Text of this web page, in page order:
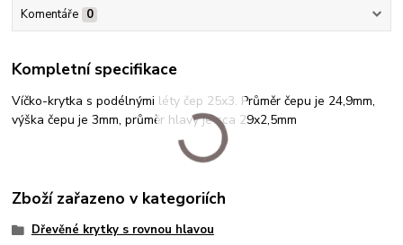
Komentáře 0
Kompletní specifikace
Víčko-krytka s podélnými léty čep 25x3. Průměr čepu je 24,9mm,
výška čepu je 3mm, průměr hlavy je cca 29x2,5mm
Zboží zařazeno v kategoriích
Dřevěné krytky s rovnou hlavou